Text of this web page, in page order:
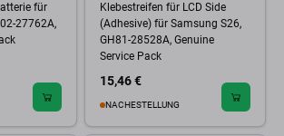
für
27762A,
Klebestreifen für LCD Side
(Adhesive) für Samsung S26,
GH81-28528A, Genuine
Service Pack
15,46 €
NACHESTELLUNG